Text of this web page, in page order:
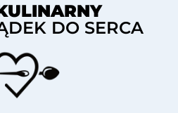
DO SERCA